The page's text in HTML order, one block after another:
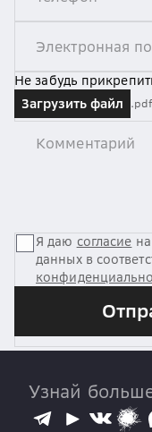
Не забудь
Загрузить файл
.pdf
Я даю согласие
данных в
Узнай